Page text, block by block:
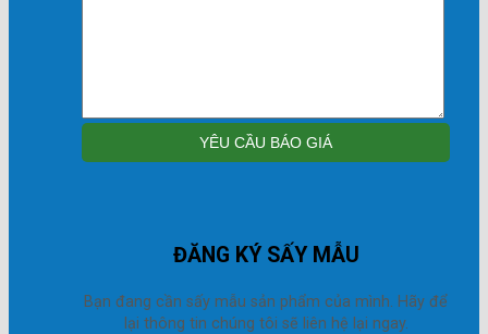
ĐĂNG KÝ SẤY MẪU
Bạn đang cần sấy mẫu sản phẩm của mình. Hãy để
lại thông tin chúng tôi sẽ liên hệ lại ngay.